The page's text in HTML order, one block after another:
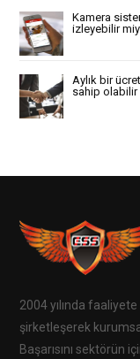
Kamera
izleyebilir
Aylık bir
sahip olabilir
2004 yılında
şirketleşerek
Başarısını sektörün